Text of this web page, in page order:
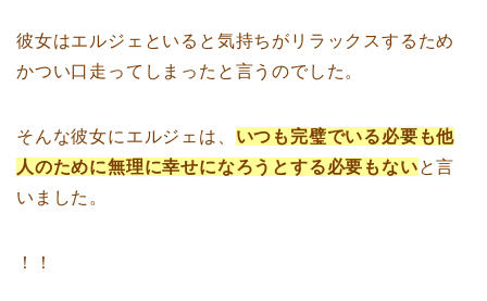
彼女はエルジェといると気持ちがリラックスするため
かつい口走ってしまったと言うのでした。
そんな彼女にエルジェは、 いつも完璧でいる必要も他
人のために無理に幸せになろうとする必要もないと言
いました。
！！